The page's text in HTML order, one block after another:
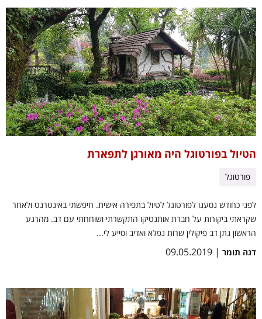
הטיול בפורטוגל היה מאורגן לתפארת
פורטוגל
לפני כחודש נסענו לפורטוגל לטיול בתפירה אישית. חיפשתי באינטרנט ולאחר
שקראתי ביקורות על חברת אותנטיקו התקשרתי ושוחחתי עם דב. מהרגע
הראשון נתן דב פיקולין שרות נפלא ואדיב וסייע לי...
דנה תומר | 09.05.2019